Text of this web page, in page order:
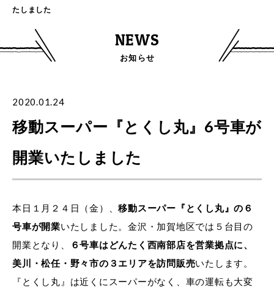
たしました
NEWS
お知らせ
2020.01.24
移動スーパー『とくし丸』6号車が
開業いたしました
本日１月２４日（金）、移動スーパー『とくし丸』の６
号車が開業いたしました。金沢・加賀地区では５台目の
開業となり、
６号車はどんたく西南部店を営業拠点に、
美川・松任・野々市の３エリアを訪問販売いたします。
『とくし丸』は近くにスーパーがなく、車の運転も大変